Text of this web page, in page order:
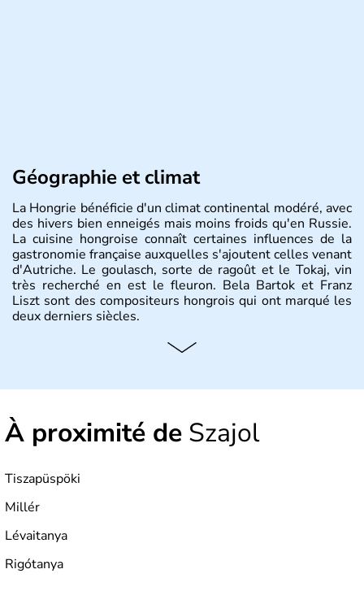
Géographie et climat
La Hongrie bénéficie d'un climat continental modéré, avec
des hivers bien enneigés mais moins froids qu'en Russie.
La cuisine hongroise connaît certaines influences de la
gastronomie française auxquelles s'ajoutent celles venant
d'Autriche. Le goulasch, sorte de ragoût et le Tokaj, vin
très recherché en est le fleuron. Bela Bartok et Franz
Liszt sont des compositeurs hongrois qui ont marqué les
deux derniers siècles.
Histoire et administration
depuis 2004, la Hongrie est aussi appelée « pays magyar
pays dont la langue est bien-sûr le hongrois et la
monnaie le forint. Sa capitale s'appelle Budapest.
développée en Hongrie.
À proximité de Szajol
Tiszapüspöki
Millér
Lévaitanya
Rigótanya